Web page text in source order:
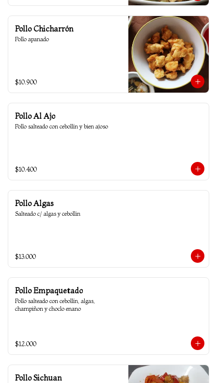
Pollo Chicharrón
Pollo apanado
$10.900
Pollo Al Ajo
Pollo salteado con cebollín y bien ajoso
$10.400
Pollo Algas
Salteado c/ algas y cebollin
$13.000
Pollo Empaquetado
Pollo salteado con cebollín, algas,
champiñon y choclo enano
$12.000
Pollo Sichuan